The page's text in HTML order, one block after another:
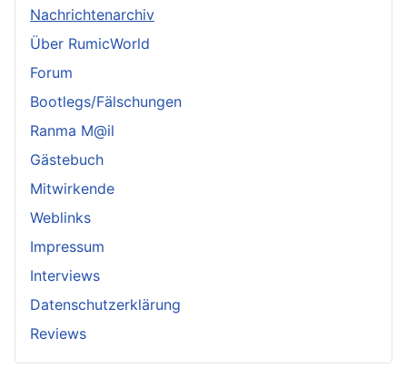
Nachrichtenarchiv
Über RumicWorld
Forum
Bootlegs/Fälschungen
Ranma M@il
Gästebuch
Mitwirkende
Weblinks
Impressum
Interviews
Datenschutzerklärung
Reviews